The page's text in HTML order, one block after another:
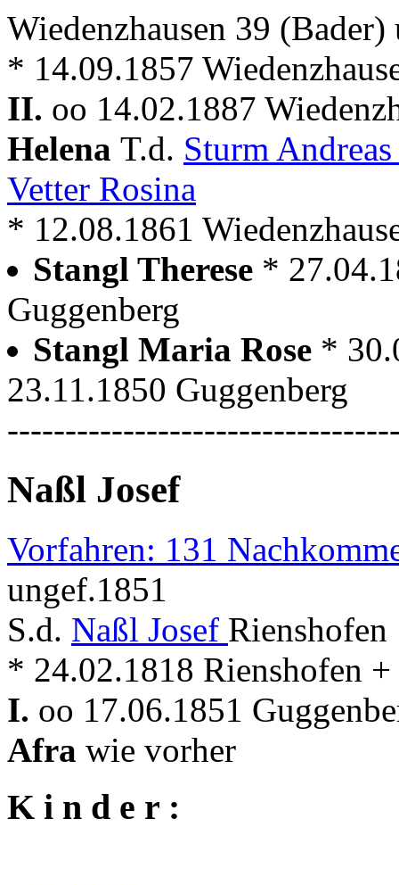
Wiedenzhausen 39
* 14.09.1857
II. oo 14.02.1887
Helena T.d. Sturm Andreas
Vetter Rosina
* 12.08.1861
Stangl Therese *
Guggenberg
Stangl Maria Rose *
23.11.1850 Guggenberg
Naßl Josef
Vorfahren: 131
ungef.1851
S.d. Naßl Josef
* 24.02.1818 Rienshofen
I. oo 17.06.1851
Afra wie vorher
K i n d e r :